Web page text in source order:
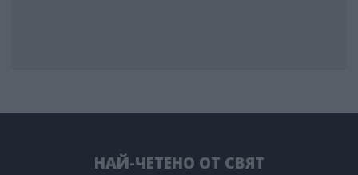
НАЙ-ЧЕТЕНО ОТ СВЯТ